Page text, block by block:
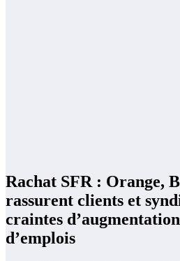
Rachat SFR : Orange,
rassurent clients et
craintes
d’emplois